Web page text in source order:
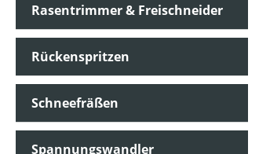
Rasentrimmer & Freischneider
Rückenspritzen
Schneefräßen
Spannungswandler